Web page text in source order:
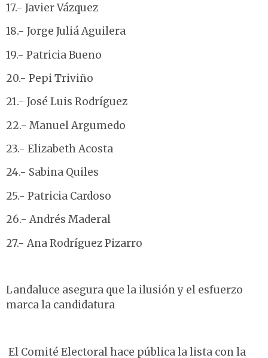
17.- Javier Vázquez
18.- Jorge Juliá Aguilera
19.- Patricia Bueno
20.- Pepi Triviño
21.- José Luis Rodríguez
22.- Manuel Argumedo
23.- Elizabeth Acosta
24.- Sabina Quiles
25.- Patricia Cardoso
26.- Andrés Maderal
27.- Ana Rodríguez Pizarro
Landaluce asegura que la ilusión y el esfuerzo
marca la candidatura
El Comité Electoral hace pública la lista con la